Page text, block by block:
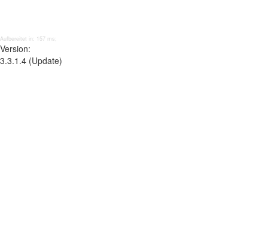
Aufbereitet in: 157 ms;
Version:
3.3.1.4 (Update)